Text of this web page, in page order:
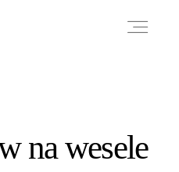
na wesele
WORKS